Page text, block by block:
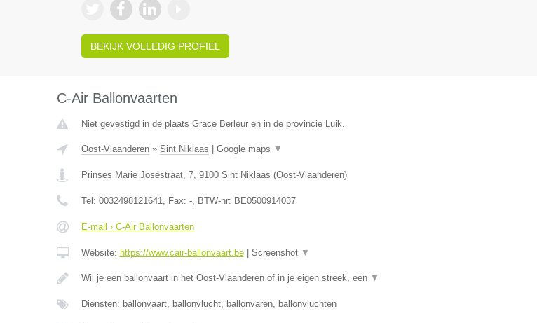
BEKIJK VOLLEDIG PROFIEL
C-Air Ballonvaarten
Niet gevestigd in de plaats Grace Berleur en in de provincie Luik.
Oost-Vlaanderen» Sint Niklaas Google maps ▼
Prinses Marie Joséstraat, 7, 9100 Sint Niklaas (Oost-Vlaanderen)
Tel: 0032498121641, Fax: -, BTW-nr: BE0500914037
E-mail › C-Air Ballonvaarten
Website: https://www.cair-ballonvaart.be| Screenshot ▼
Wil je een ballonvaart in het Oost-Vlaanderen of in je eigen streek, een ▼
Diensten: ballonvaart, ballonvlucht, ballonvaren, ballonvluchten